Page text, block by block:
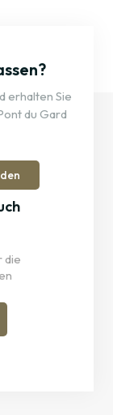
erhalten Sie
du Gard
die